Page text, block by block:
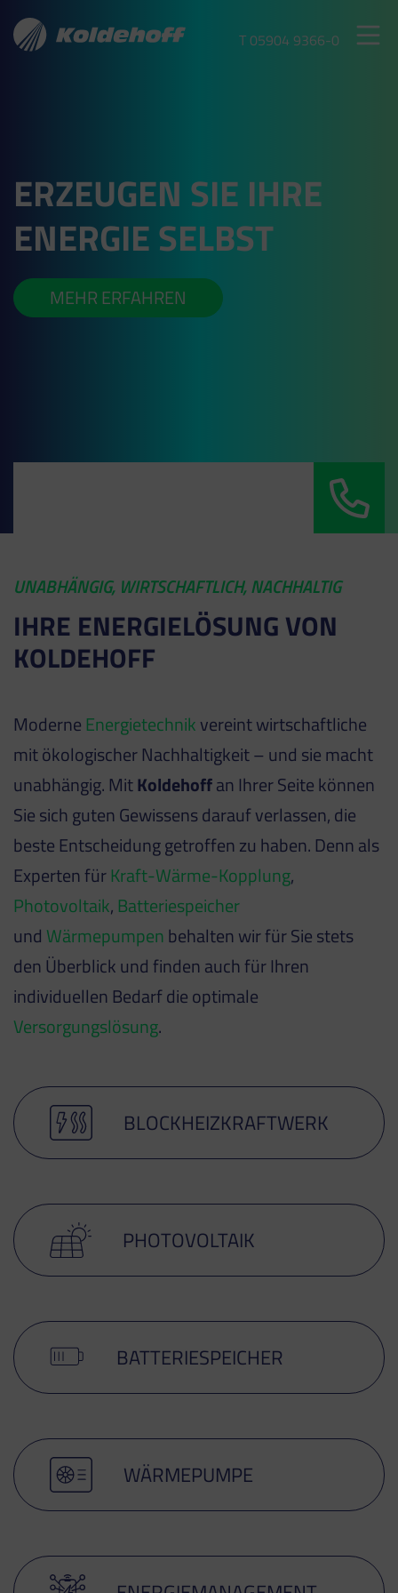
T 05904 9366-0
ERZEUGEN SIE IHRE
ENERGIE SELBST
MEHR ERFAHREN
UNABHÄNGIG, WIRTSCHAFTLICH, NACHHALTIG
IHRE ENERGIELÖSUNG VON
KOLDEHOFF
Moderne Energietechnikvereint wirtschaftliche
mit ökologischer Nachhaltigkeit – und sie macht
unabhängig. MitKoldehoffan Ihrer Seite können
Sie sich guten Gewissens darauf verlassen, die
beste Entscheidung getroffen zu haben. Denn als
Experten fürKraft-Wärme-Kopplung,
Photovoltaik, Batteriespeicher
und Wärmepumpenbehalten wir für Sie stets
den Überblick und finden auch für Ihren
individuellen Bedarf die optimale
Versorgungslösung.
BLOCKHEIZKRAFTWERK
PHOTOVOLTAIK
BATTERIESPEICHER
WÄRMEPUMPE